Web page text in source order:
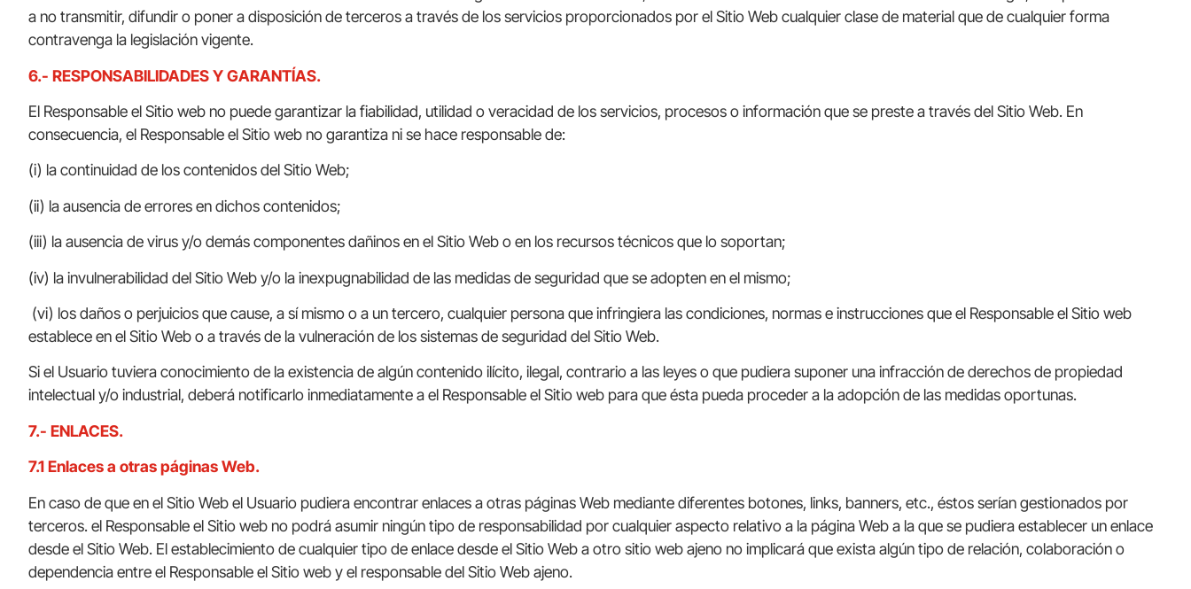
a no transmitir, difundir o poner a disposición de terceros a través de los servicios proporcionados por el Sitio Web cualquier clase de material que de cualquier forma
contravenga la legislación vigente.
6.- RESPONSABILIDADES Y GARANTÍAS.
El Responsable el Sitio web no puede garantizar la fiabilidad, utilidad o veracidad de los servicios, procesos o información que se preste a través del Sitio Web. En
consecuencia, el Responsable el Sitio web no garantiza ni se hace responsable de:
(i) la continuidad de los contenidos del Sitio Web;
(ii) la ausencia de errores en dichos contenidos;
(iii) la ausencia de virus y/o demás componentes dañinos en el Sitio Web o en los recursos técnicos que lo soportan;
(iv) la invulnerabilidad del Sitio Web y/o la inexpugnabilidad de las medidas de seguridad que se adopten en el mismo;
(vi) los daños o perjuicios que cause, a sí mismo o a un tercero, cualquier persona que infringiera las condiciones, normas e instrucciones que el Responsable el Sitio web
establece en el Sitio Web o a través de la vulneración de los sistemas de seguridad del Sitio Web.
Si el Usuario tuviera conocimiento de la existencia de algún contenido ilícito, ilegal, contrario a las leyes o que pudiera suponer una infracción de derechos de propiedad
intelectual y/o industrial, deberá notificarlo inmediatamente a el Responsable el Sitio web para que ésta pueda proceder a la adopción de las medidas oportunas.
7.- ENLACES.
7.1 Enlaces a otras páginas Web.
En caso de que en el Sitio Web el Usuario pudiera encontrar enlaces a otras páginas Web mediante diferentes botones, links, banners, etc., éstos serían gestionados por
terceros. el Responsable el Sitio web no podrá asumir ningún tipo de responsabilidad por cualquier aspecto relativo a la página Web a la que se pudiera establecer un enlace
desde el Sitio Web. El establecimiento de cualquier tipo de enlace desde el Sitio Web a otro sitio web ajeno no implicará que exista algún tipo de relación, colaboración o
dependencia entre el Responsable el Sitio web y el responsable del Sitio Web ajeno.